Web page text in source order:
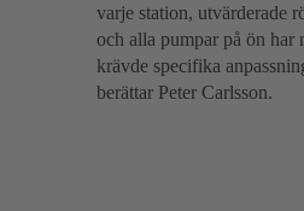
varje station, utvärderade
och alla pumpar på ön har
krävde specifika
berättar Peter Carlsson.